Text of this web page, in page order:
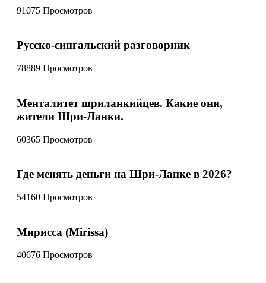
91075 Просмотров
Русско-сингальский разговорник
78889 Просмотров
Менталитет шриланкийцев. Какие они,
жители Шри-Ланки.
60365 Просмотров
Где менять деньги на Шри-Ланке в 2026?
54160 Просмотров
Мирисса (Mirissa)
40676 Просмотров